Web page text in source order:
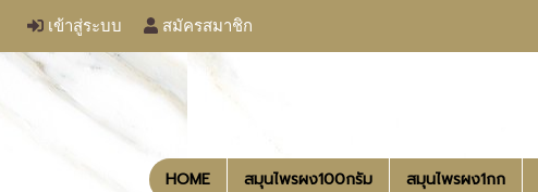
เข้าสู่ระบบ สมัครสมาชิก
HOME สมุนไพรผง100กรัม สมุนไพรผง1กก